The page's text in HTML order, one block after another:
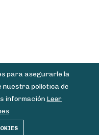
los derechos
para asegurarle la
nuestra políotica de
información Leer